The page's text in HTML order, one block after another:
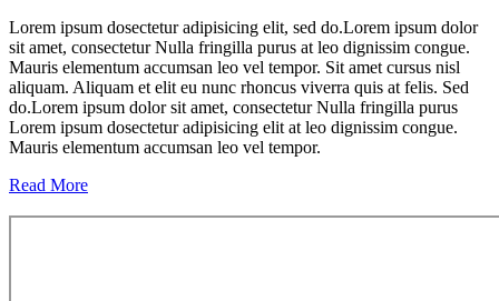
Lorem ipsum dosectetur adipisicing elit, sed do.Lorem ipsum dolor
sit amet, consectetur Nulla fringilla purus at leo dignissim congue.
Mauris elementum accumsan leo vel tempor. Sit amet cursus nisl
aliquam. Aliquam et elit eu nunc rhoncus viverra quis at felis. Sed
do.Lorem ipsum dolor sit amet, consectetur Nulla fringilla purus
Lorem ipsum dosectetur adipisicing elit at leo dignissim congue.
Mauris elementum accumsan leo vel tempor.
Read More